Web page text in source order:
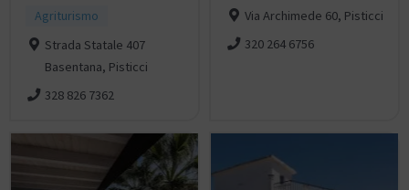
Agriturismo
Strada Statale 407
Basentana, Pisticci
328 826 7362
Via Archimede 60, Pisticci
320 264 6756